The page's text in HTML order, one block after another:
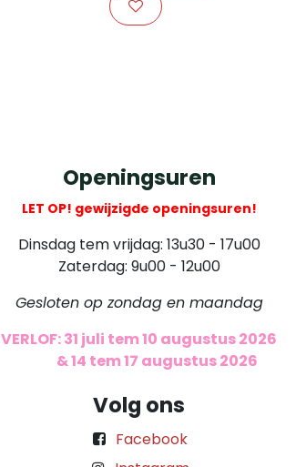
Openingsuren
LET OP! gewijzigde openingsuren!
Dinsdag tem vrijdag: 13u30 - 17u00
Zaterdag: 9u00 - 12u00
Gesloten op zondag en maandag
VERLOF: 31 juli tem 10 augustus 2026
& 14 tem 17 augustus 2026
Volg ons
Facebook